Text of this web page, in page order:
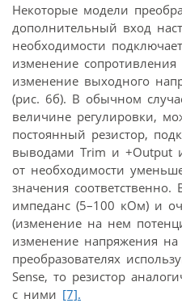
Некоторые модели
дополнительный вход
необходимости
изменение сопротивления
изменение выходного
(рис. 6б). В обычном
величине регулировки,
постоянный резистор,
выводами Trim и +Output
от необходимости
значения
импеданс (5–100 кОм) и
(изменение на нем
изменение напряжения
преобразователях
Sense, то резистор
с ними [7].